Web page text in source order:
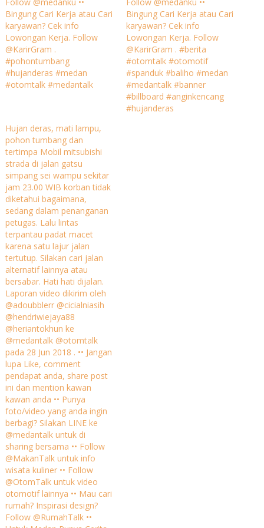
Bingung Cari Kerja atau Cari
karyawan? Cek info
Lowongan Kerja. Follow
@KarirGram .
#pohontumbang
#hujanderas #medan
#otomtalk #medantalk
Bingung Cari Kerja atau Cari
karyawan? Cek info
Lowongan Kerja. Follow
@KarirGram . #berita
#otomtalk #otomotif
#spanduk #baliho #medan
#medantalk #banner
#billboard #anginkencang
#hujanderas
Hujan deras, mati lampu,
pohon tumbang dan
tertimpa Mobil mitsubishi
strada di jalan gatsu
simpang sei wampu sekitar
jam 23.00 WIB korban tidak
diketahui bagaimana,
sedang dalam penanganan
petugas. Lalu lintas
terpantau padat macet
karena satu lajur jalan
tertutup. Silakan cari jalan
alternatif lainnya atau
bersabar. Hati hati dijalan.
Laporan video dikirim oleh
@adoubblerr @cicialniasih
@hendriwiejaya88
@heriantokhun ke
@medantalk @otomtalk
pada 28 Jun 2018 . •• Jangan
lupa Like, comment
pendapat anda, share post
ini dan mention kawan
kawan anda •• Punya
foto/video yang anda ingin
berbagi? Silakan LINE ke
@medantalk untuk di
sharing bersama •• Follow
@MakanTalk untuk info
wisata kuliner •• Follow
@OtomTalk untuk video
otomotif lainnya •• Mau cari
rumah? Inspirasi design?
Follow @RumahTalk ••